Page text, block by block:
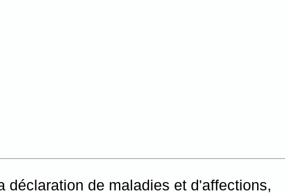
déclaration de maladies et d'affections,